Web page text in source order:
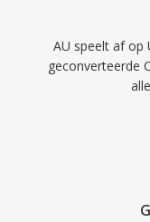
AU speelt af op
geconverteerde